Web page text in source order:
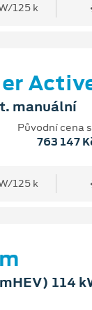
125 k
manuální
Původní cena
763 147
125 k
114